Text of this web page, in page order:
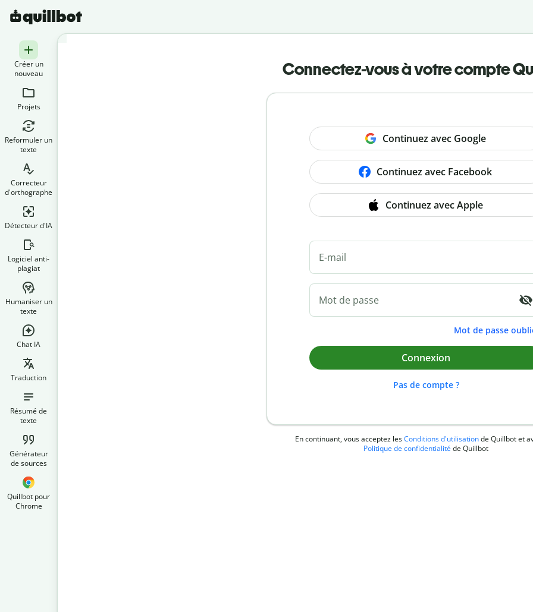
Créer un
nouveau
Projets
Reformuler un
texte
Correcteur
d'orthographe
Détecteur d'IA
Logiciel anti-
plagiat
Humaniser un
texte
Chat IA
Traduction
Résumé de
texte
Générateur
de sources
Quillbot pour
Chrome
Connectez-vous à votre compte
Continuez avec Google
Continuez avec Facebook
Continuez avec Apple
E-mail
Mot de passe
Mot de passe
Connexion
Pas de compte ?
En continuant, vous acceptez lesConditions d'utilisationde Quillbot et
Politique de confidentialité de Quillbot